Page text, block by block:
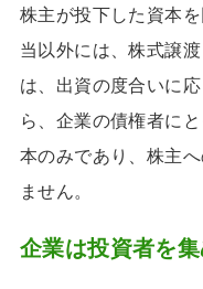
株主が投下した資本
当以外には、株式譲
は、出資の度合いに
ら、企業の債権者に
本のみであり、株主
ません。
企業は投資者を